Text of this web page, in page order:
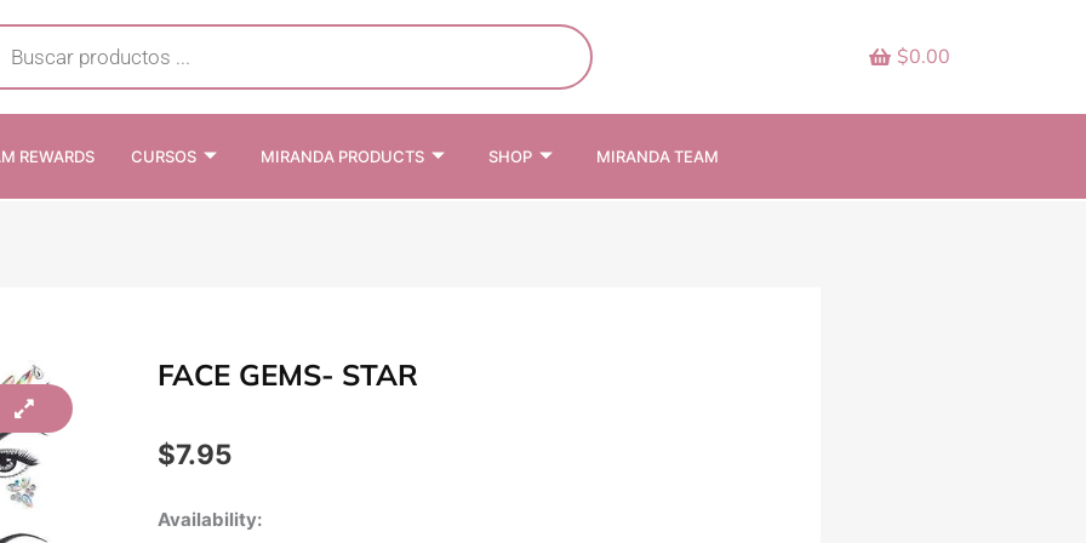
$0.00
REWARDS CURSOS MIRANDA PRODUCTS SHOP MIRANDA TEAM
FACE GEMS- STAR
$7.95
Availability:
Face